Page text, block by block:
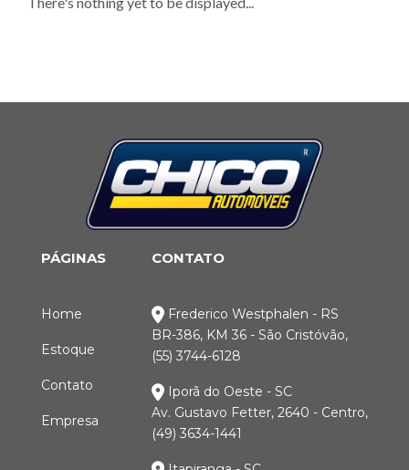
PÁGINAS
Home
Estoque
Contato
Empresa
CONTATO
Frederico Westphalen - RS
BR-386, KM 36 - São Cristóvão,
(55) 3744-6128
Iporã do Oeste - SC
Av. Gustavo Fetter, 2640 - Centro,
(49) 3634-1441